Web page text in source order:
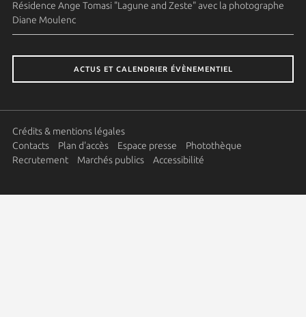
Résidence Ange Tomasi "Lagune and Zeste" avec la photographe
Diane Moulenc
ACTUS ET CALENDRIER ÉVÈNEMENTIEL
Crédits & mentions légales
Contacts
Plan d'accès Espace presse
Photothèque
Recrutement
Marchés publics Accessibilité